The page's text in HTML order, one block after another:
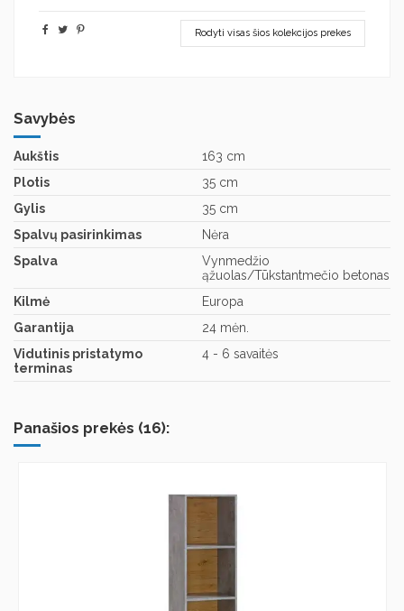
Rodyti visas šios kolekcijos prekes
Savybės
Aukštis
163 cm
Plotis
35 cm
Gylis
35 cm
Spalvų pasirinkimas
Nėra
Spalva
Vynmedžio
ąžuolas/Tūkstantmečio betonas
Kilmė
Europa
Garantija
24 mėn.
Vidutinis pristatymo
terminas
4 - 6 savaitės
Panašios prekės (16):